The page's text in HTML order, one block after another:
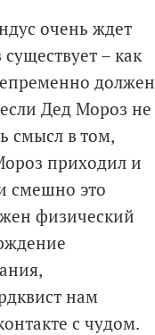
очень ждет
– как
должен
Дед Мороз не
смысл в том,
приходил и
смешно это
физический
нам
с чудом.